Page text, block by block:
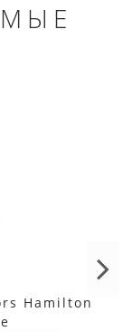
Hamilton